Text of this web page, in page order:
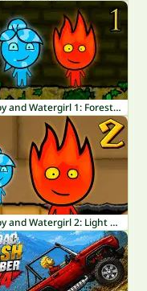
Fireboy and Watergirl 1: Forest Temple
Fireboy and Watergirl 2: Light Temple